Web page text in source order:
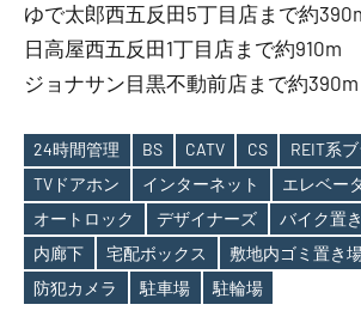
ゆで太郎西五反田5丁目店まで約
日高屋西五反田1丁目店まで約910m
ジョナサン目黒不動前店まで約390m
Tags
24時間管理 BS CATV CS
REIT系
TVドアホン
インターネット
エレベー
オートロック
デザイナーズ バイク置
内廊下
宅配ボックス 敷地内ゴミ置き
防犯カメラ
駐車場 駐輪場